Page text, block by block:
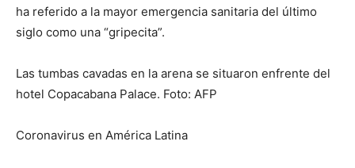
ha referido a la mayor emergencia sanitaria del último
siglo como una “gripecita”.
Las tumbas cavadas en la arena se situaron enfrente del
hotel Copacabana Palace. Foto: AFP
Coronavirus en América Latina